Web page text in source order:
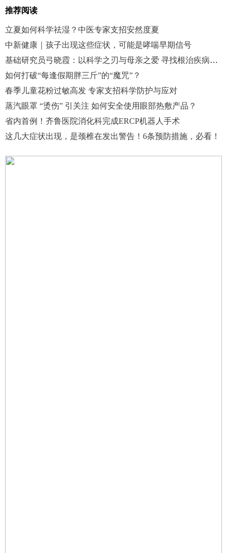
推荐阅读
立夏如何科学祛湿？中医专家支招安然度夏
中新健康｜孩子出现这些症状，可能是哮喘早期信号
基础研究员弓晓霞：以科学之刃与母亲之爱 寻找根治疾病的终极答案
如何打破“每逢假期胖三斤”的“魔咒”？
春季儿童花粉过敏高发 专家支招科学防护与应对
蒸汽眼罩 “烫伤” 引关注 如何安全使用眼部热敷产品？
省内首例！齐鲁医院消化科完成ERCP机器人手术
这几大症状出现，是颈椎在发出警告！6条预防措施，必看！